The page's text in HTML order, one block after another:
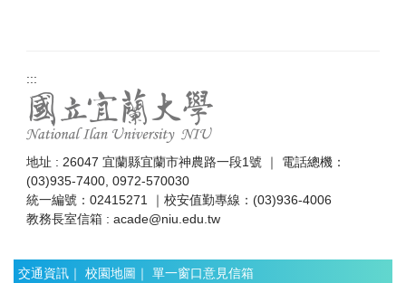
:::
地址 : 26047 宜蘭縣宜蘭市神農路一段1號 ｜ 電話總機：
(03)935-7400, 0972-570030
統一編號：02415271 ｜校安值勤專線：(03)936-4006
教務長室信箱 : acade@niu.edu.tw
交通資訊 ｜ 校園地圖 ｜ 單一窗口意見信箱